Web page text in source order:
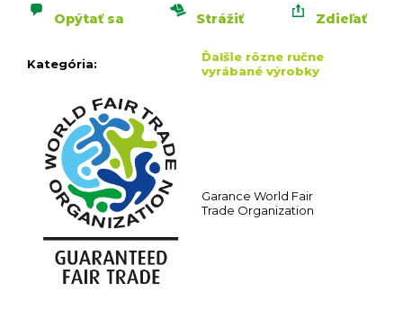
Kategória:
Ďalšie rôzne ručne
vyrábané výrobky
Garance World Fair
Trade Organization
Opýtať sa Strážiť Zdieľať
HĽADAŤ